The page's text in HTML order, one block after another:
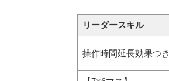
リーダースキル
操作時間延長効果つき